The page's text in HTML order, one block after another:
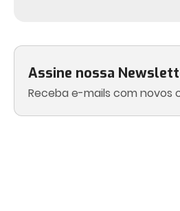
Assine nossa
Receba e-mails com novos